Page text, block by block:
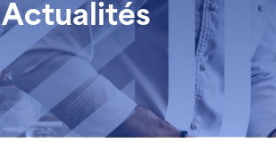
Actualités